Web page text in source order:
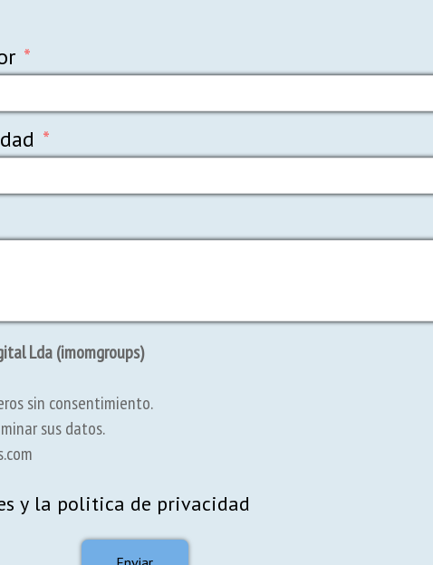
Lda (imomgroups)
sin consentimiento.
sus datos.
y la politica de privacidad